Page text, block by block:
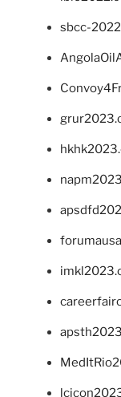
sbcc-